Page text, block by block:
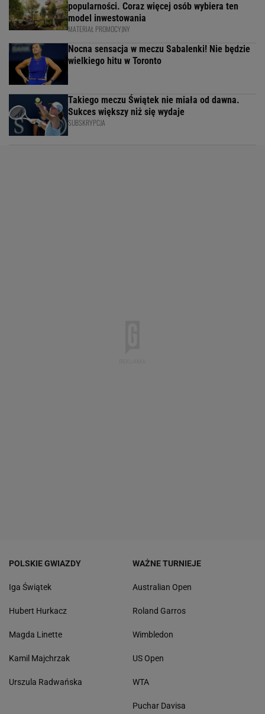
popularności. Coraz więcej osób wybiera ten
model inwestowania
MATERIAŁ PROMOCYJNY
Nocna sensacja w meczu Sabalenki! Nie będzie
wielkiego hitu w Toronto
Takiego meczu Świątek nie miała od dawna.
Sukces większy niż się wydaje
SUBSKRYPCJA
POLSKIE GWIAZDY
Iga Świątek
Hubert Hurkacz
Magda Linette
Kamil Majchrzak
Urszula Radwańska
WAŻNE TURNIEJE
Australian Open
Roland Garros
Wimbledon
US Open
WTA
Puchar Davisa